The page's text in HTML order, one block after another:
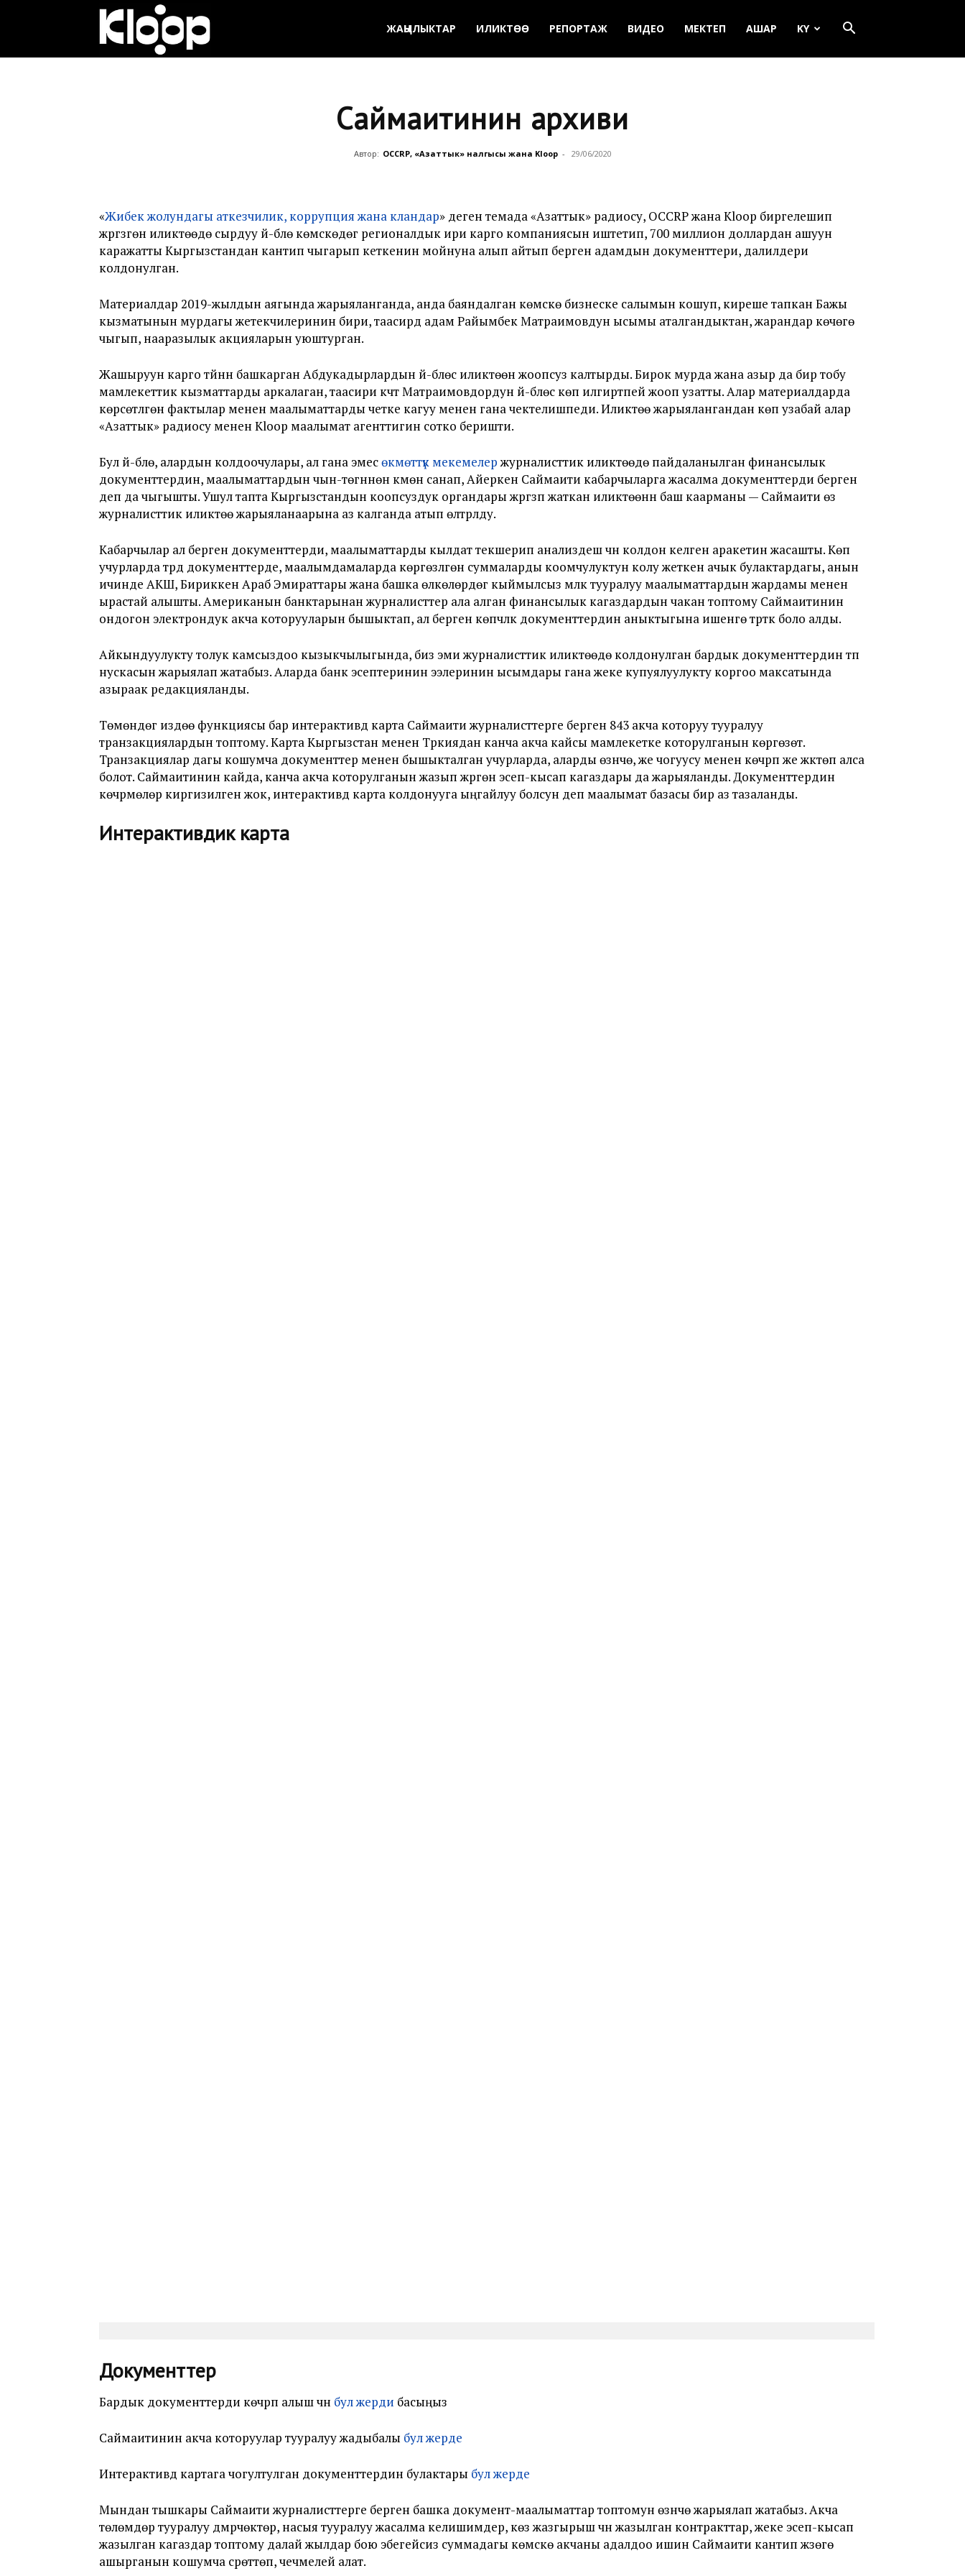
жаңылыктары
ЖАҢЫЛЫКТАР ИЛИКТӨӨ РЕПОРТАЖ ВИДЕО МЕКТЕП АШАР KY
Саймаитинин архиви
Автор: OCCRP, «Азаттык» үналгысы жана Kloop - 29/06/2020
«Жибек жолундагы аткезчилик, коррупция жана кландар» деген темада «Азаттык» радиосу, ОCCRP жана Kloop биргелешип
жүргүзгөн иликтөөдө сырдуу үй-бүлө көмүскөдөгү регионалдык ири карго компаниясын иштетип, 700 миллион доллардан ашуун
каражатты Кыргызстандан кантип чыгарып кеткенин мойнуна алып айтып берген адамдын документтери, далилдери
колдонулган.
Материалдар 2019-жылдын аягында жарыяланганда, анда баяндалган көмүскө бизнеске салымын кошуп, киреше тапкан Бажы
кызматынын мурдагы жетекчилеринин бири, таасирдүү адам Райымбек Матраимовдун ысымы аталгандыктан, жарандар көчөгө
чыгып, нааразылык акцияларын уюштурган.
Жашыруун карго түйүнүн башкарган Абдукадырлардын үй-бүлөсү иликтөөнү жоопсуз калтырды. Бирок мурда жана азыр да бир тобу
мамлекеттик кызматтарды аркалаган, таасири күчтүү Матраимовдордун үй-бүлөсү көп илгиртпей жооп узатты. Алар материалдарда
көрсөтүлгөн фактылар менен маалыматтарды четке кагуу менен гана чектелишпеди. Иликтөө жарыялангандан көп узабай алар
«Азаттык» радиосу менен Kloop маалымат агенттигин сотко беришти.
Бул үй-бүлө, алардын колдоочулары, ал гана эмесөкмөттүк мекемелержурналисттик иликтөөдө пайдаланылган финансылык
документтердин, маалыматтардын чын-төгүнүнөн күмөн санап, Айеркен Саймаити кабарчыларга жасалма документтерди берген
деп да чыгышты. Ушул тапта Кыргызстандын коопсуздук органдары жүргүзүп жаткан иликтөөнүн баш каарманы — Саймаити өзү
журналисттик иликтөө жарыяланаарына аз калганда атып өлтүрүлду.
Кабарчылар ал берген документтерди, маалыматтарды кылдат текшерип анализдеш үчүн колдон келген аракетин жасашты. Көп
учурларда түрдүү документтерде, маалымдамаларда көргөзүлгөн суммаларды коомчулуктун колу жеткен ачык булактардагы, анын
ичинде АКШ, Бириккен Араб Эмираттары жана башка өлкөлөрдөгү кыймылсыз мүлк тууралуу маалыматтардын жардамы менен
ырастай алышты. Американын банктарынан журналисттер ала алган финансылык кагаздардын чакан топтому Саймаитинин
ондогон электрондук акча которууларын бышыктап, ал берген көпчүлүк документтердин аныктыгына ишенүүгө түрткү боло алды.
Айкындуулукту толук камсыздоо кызыкчылыгында, биз эми журналисттик иликтөөдө колдонулган бардык документтердин түп
нускасын жарыялап жатабыз. Аларда банк эсептеринин ээлеринин ысымдары гана жеке купуялуулукту коргоо максатында
азыраак редакцияланды.
Төмөндөгү издөө функциясы бар интерактивдүү карта Саймаити журналисттерге берген 843 акча которуу тууралуу
транзакциялардын топтому. Карта Кыргызстан менен Түркиядан канча акча кайсы мамлекетке которулганын көргөзөт.
Транзакциялар дагы кошумча документтер менен бышыкталган учурларда, аларды өзүнчө, же чогуусу менен көчүрүп же жүктөп алса
болот. Саймаитинин кайда, канча акча которулганын жазып жүргөн эсеп-кысап кагаздары да жарыяланды. Документтердин
көчүрмөлөрү киргизилген жок, интерактивдүү карта колдонууга ыңгайлуу болсун деп маалымат базасы бир аз тазаланды.
Интерактивдик карта
Документтер
Бардык документтерди көчүрүп алыш үчүн бул жерди басыңыз
Саймаитинин акча которуулар тууралуу жадыбалы бул жерде
Интерактивдүү картага чогултулган документтердин булактары бул жерде
Мындан тышкары Саймаити журналисттерге берген башка документ-маалыматтар топтомун өзүнчө жарыялап жатабыз. Акча
төлөмдөрү тууралуу дүмүрчөктөр, насыя тууралуу жасалма келишимдер, көз жазгырыш үчүн жазылган контракттар, жеке эсеп-кысап
жазылган кагаздар топтому далай жылдар бою эбегейсиз суммадагы көмүскө акчаны адалдоо ишин Саймаити кантип жүзөгө
ашырганын кошумча сүрөттөп, чечмелей алат.